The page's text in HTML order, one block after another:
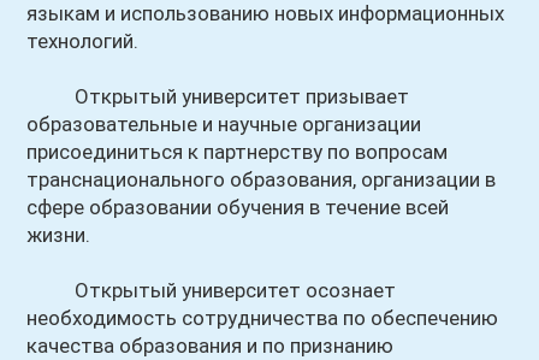
языкам и использованию новых информационных
технологий.
Открытый университет призывает
образовательные и научные организации
присоединиться к партнерству по вопросам
транснационального образования, организации в
сфере образовании обучения в течение всей
жизни.
Открытый университет осознает
необходимость сотрудничества по обеспечению
качества образования и по признанию